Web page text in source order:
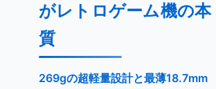
がレトロゲーム機の本
質
269gの超軽量設計と最薄18.7mm